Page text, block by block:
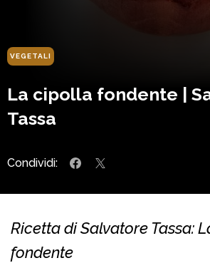
VEGETALI
La cipolla fondente |
Tassa
Condividi:
Ricetta di Salvatore Tassa:
fondente